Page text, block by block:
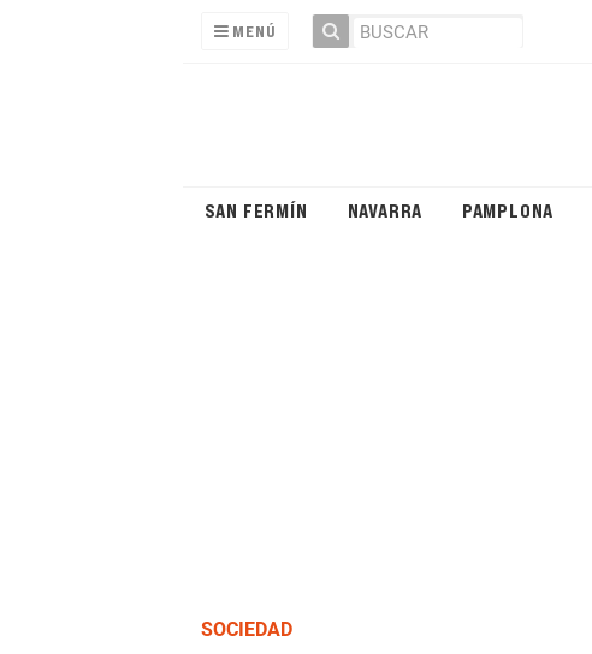
MENÚ
SAN FERMÍN NAVARRA PAMPLONA
SOCIEDAD